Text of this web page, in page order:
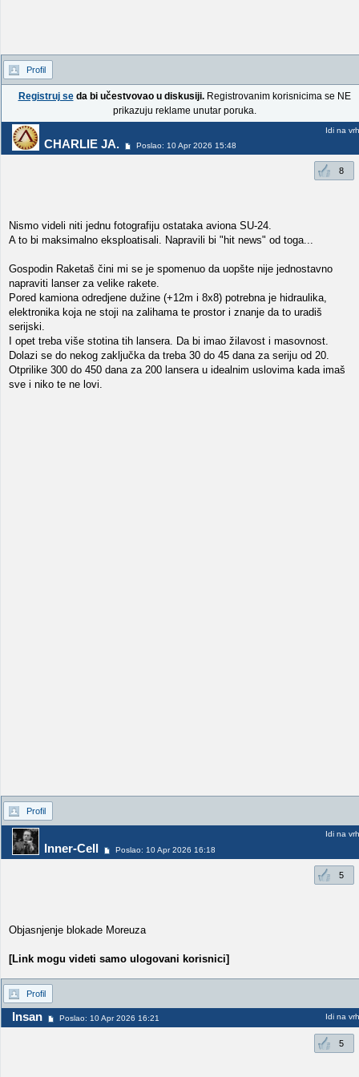
Profil
Registruj seda bi učestvovao u diskusiji.Registrovanim korisnicima se NE
prikazuju reklame unutar poruka.
CHARLIE JA. Poslao: 10 Apr 2026 15:48
Idi na vrh
8
Nismo videli niti jednu fotografiju ostataka aviona SU-24.
A to bi maksimalno eksploatisali. Napravili bi "hit news" od toga...
Gospodin Raketaš čini mi se je spomenuo da uopšte nije jednostavno
napraviti lanser za velike rakete.
Pored kamiona odredjene dužine (+12m i 8x8) potrebna je hidraulika,
elektronika koja ne stoji na zalihama te prostor i znanje da to uradiš
serijski.
I opet treba više stotina tih lansera. Da bi imao žilavost i masovnost.
Dolazi se do nekog zaključka da treba 30 do 45 dana za seriju od 20.
Otprilike 300 do 450 dana za 200 lansera u idealnim uslovima kada imaš
sve i niko te ne lovi.
Profil
Inner-Cell Poslao: 10 Apr 2026 16:18
Idi na vrh
5
Objasnjenje blokade Moreuza
[Link mogu videti samo ulogovani korisnici]
Profil
Insan Poslao: 10 Apr 2026 16:21 Idi na vrh
5